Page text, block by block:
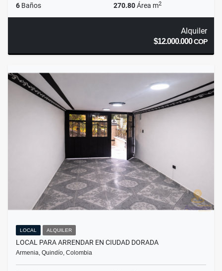
6 Baños 270.80Área m2
Alquiler
$12.000.000COP
LOCAL ALQUILER
LOCAL PARA ARRENDAR EN CIUDAD DORADA
Armenia, Quindío, Colombia